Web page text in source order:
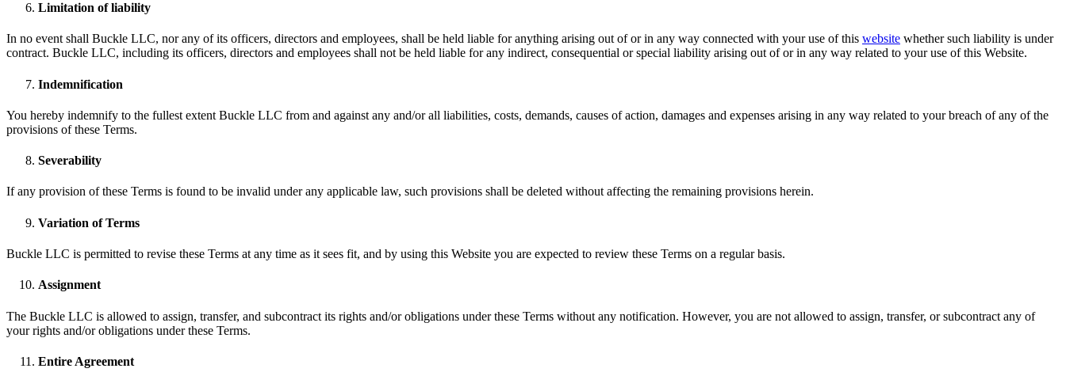
Limitation of liability
In no event shall Buckle LLC, nor any of its officers, directors and employees, shall be held liable for anything arising out of or in any way connected with your use of this website whether such liability is under
contract. Buckle LLC, including its officers, directors and employees shall not be held liable for any indirect, consequential or special liability arising out of or in any way related to your use of this Website.
Indemnification
You hereby indemnify to the fullest extent Buckle LLC from and against any and/or all liabilities, costs, demands, causes of action, damages and expenses arising in any way related to your breach of any of the
provisions of these Terms.
Severability
If any provision of these Terms is found to be invalid under any applicable law, such provisions shall be deleted without affecting the remaining provisions herein.
Variation of Terms
Buckle LLC is permitted to revise these Terms at any time as it sees fit, and by using this Website you are expected to review these Terms on a regular basis.
Assignment
The Buckle LLC is allowed to assign, transfer, and subcontract its rights and/or obligations under these Terms without any notification. However, you are not allowed to assign, transfer, or subcontract any of
your rights and/or obligations under these Terms.
Entire Agreement